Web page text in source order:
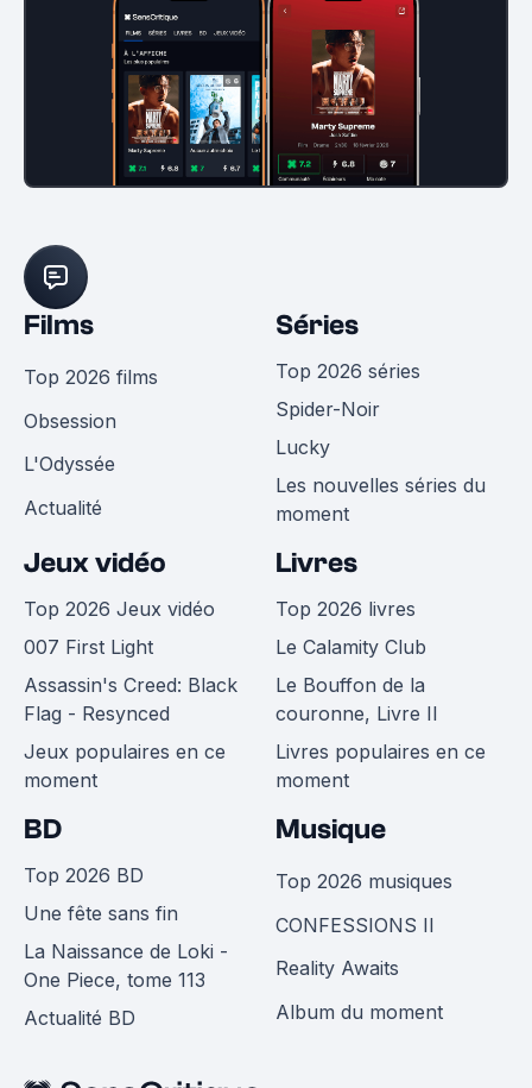
Films
Top 2026 films
Obsession
L'Odyssée
Actualité
Séries
Top 2026 séries
Spider-Noir
Lucky
Les nouvelles séries du
moment
Jeux vidéo
Top 2026 Jeux vidéo
007 First Light
Assassin's Creed: Black
Flag - Resynced
Jeux populaires en ce
moment
Livres
Top 2026 livres
Le Calamity Club
Le Bouffon de la
couronne, Livre II
Livres populaires en ce
moment
BD
Top 2026 BD
Une fête sans fin
La Naissance de Loki -
One Piece, tome 113
Actualité BD
Musique
Top 2026 musiques
CONFESSIONS II
Reality Awaits
Album du moment